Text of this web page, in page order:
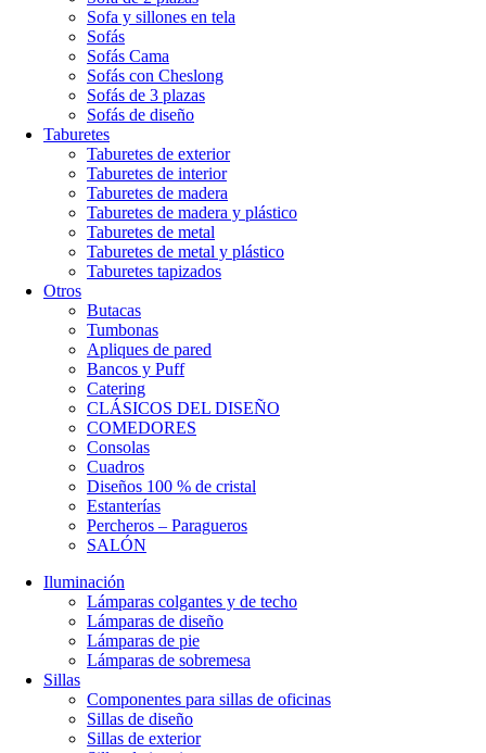
Sofa y sillones en tela
Sofás
Sofás Cama
Sofás con Cheslong
Sofás de 3 plazas
Sofás de diseño
Taburetes
Taburetes de exterior
Taburetes de interior
Taburetes de madera
Taburetes de madera y plástico
Taburetes de metal
Taburetes de metal y plástico
Taburetes tapizados
Otros
Butacas
Tumbonas
Apliques de pared
Bancos y Puff
Catering
CLÁSICOS DEL DISEÑO
COMEDORES
Consolas
Cuadros
Diseños 100 % de cristal
Estanterías
Percheros – Paragueros
SALÓN
Iluminación
Lámparas colgantes y de techo
Lámparas de diseño
Lámparas de pie
Lámparas de sobremesa
Sillas
Componentes para sillas de oficinas
Sillas de diseño
Sillas de exterior